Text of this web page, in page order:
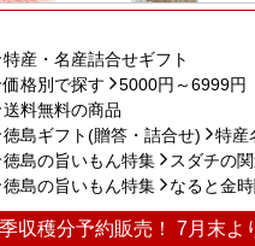
特産・名産詰合せギフト
価格別で探す
5000円～6999円
送料無料の商品
徳島ギフト(贈答・詰合せ)
特産
徳島の旨いもん特集
スダチの
徳島の旨いもん特集
なると金
収穫分予約販売！ 7月末よ